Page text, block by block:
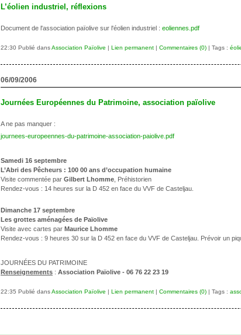
L’éolien industriel, réflexions
Document de l'association païolive sur l'éolien industriel : eoliennes.pdf
22:30 Publié dansAssociation Païolive | Lien permanent | Commentaires (0) | Tags :
06/09/2006
Journées Européennes du Patrimoine, association païolive
A ne pas manquer :
journees-europeennes-du-patrimoine-association-paiolive.pdf
Samedi 16 septembre
L’Abri des Pêcheurs : 100 00 ans d’occupation humaine
Visite commentée par Gilbert Lhomme , Préhistorien
Rendez-vous : 14 heures sur la D 452 en face du VVF de Casteljau.
Dimanche 17 septembre
Les grottes aménagées de Païolive
Visite avec cartes par Maurice Lhomme
Rendez-vous : 9 heures 30 sur la D 452 en face du VVF de Casteljau. Prévoir un
JOURNÉES DU PATRIMOINE
Renseignements : Association Païolive - 06 76 22 23 19
22:35 Publié dansAssociation Païolive | Lien permanent | Commentaires (0) | Tags :